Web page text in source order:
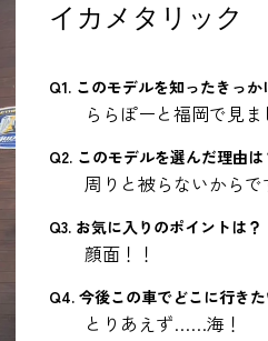
イカメタリック
Q1. このモデルを知ったきっか
ららぽーと福岡で見ま
Q2. このモデルを選んだ理由は
周りと被らないからで
Q3. お気に入りのポイントは？
顔面！！
Q4. 今後この車でどこに行きた
とりあえず……海！